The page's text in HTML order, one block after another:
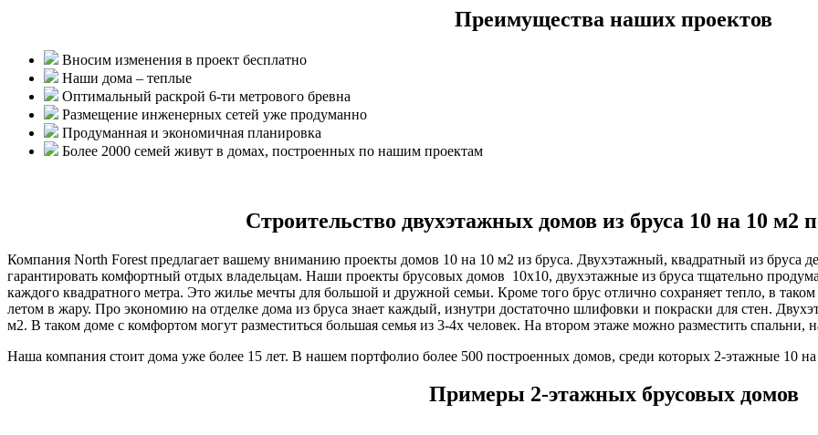
Преимущества наших проектов
Вносим изменения в проект бесплатно
Наши дома – теплые
Оптимальный раскрой 6-ти метрового бревна
Размещение инженерных сетей уже продуманно
Продуманная и экономичная планировка
Более 2000 семей живут в домах, построенных по нашим проектам
Строительство двухэтажных домов из бруса 10 на 10 м2
Компания North Forest предлагает вашему вниманию проекты домов 10 на 10 м2 из бруса. Двухэтажный, квадратный из бруса
гарантировать комфортный отдых владельцам. Наши проекты брусовых домов 10х10, двухэтажные из бруса тщательно
каждого квадратного метра. Это жилье мечты для большой и дружной семьи. Кроме того брус отлично сохраняет тепло, в
летом в жару. Про экономию на отделке дома из бруса знает каждый, изнутри достаточно шлифовки и покраски для стен.
м2. В таком доме с комфортом могут разместиться большая семья из 3-4х человек. На втором этаже можно разместить
Наша компания стоит дома уже более 15 лет. В нашем портфолио более 500 построенных домов, среди которых 2-этажные 10 на
Примеры 2-этажных брусовых домов